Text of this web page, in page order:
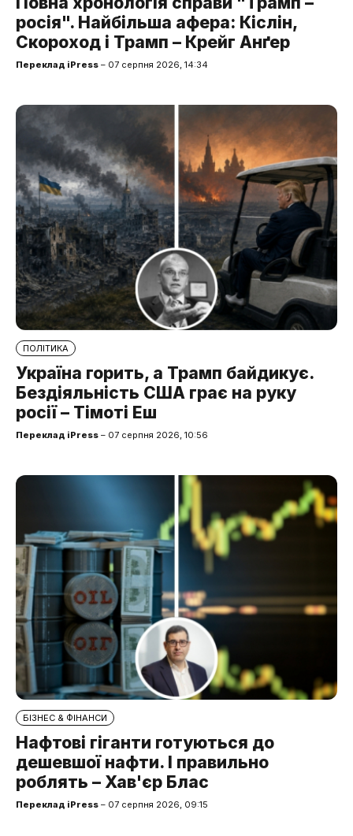
росія". Найбільша афера: Кіслін,
Скороход і Трамп – Крейг Анґер
Переклад iPress – 07 серпня 2026, 14:34
ПОЛІТИКА
Україна горить, а Трамп байдикує.
Бездіяльність США грає на руку
росії – Тімоті Еш
Переклад iPress – 07 серпня 2026, 10:56
БІЗНЕС & ФІНАНСИ
Нафтові гіганти готуються до
дешевшої нафти. І правильно
роблять – Хав'єр Блас
Переклад iPress – 07 серпня 2026, 09:15